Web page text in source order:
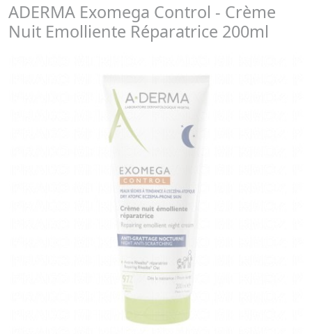
ADERMA Exomega Control - Crème
Nuit Emolliente Réparatrice 200ml